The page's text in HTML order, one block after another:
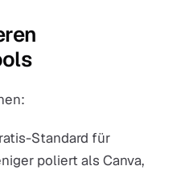
Standard für
poliert als Canva,